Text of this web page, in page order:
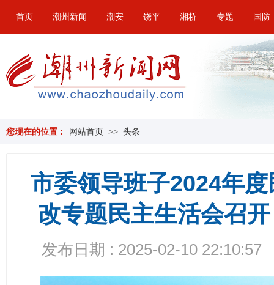
首页 潮州新闻 潮安 饶平 湘桥 专题 国防
您现在的位置 : 网站首页 >> 头条
市委领导班子2024年
改专题民主生活会召
发布日期 : 2025-02-10 22:10:57